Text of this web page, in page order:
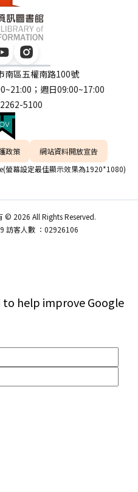
南區五權南路100號
；週日09:00~17:00
5100
政策
網站資料開放宣告
螢幕設定最佳顯示效果為1920*1080)
© 2026 All Rights Reserved.
訪客人數 ：02926106
to help improve Google